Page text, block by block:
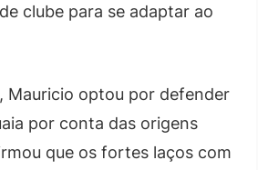
clube para se adaptar ao
Mauricio optou por defender
por conta das origens
que os fortes laços com